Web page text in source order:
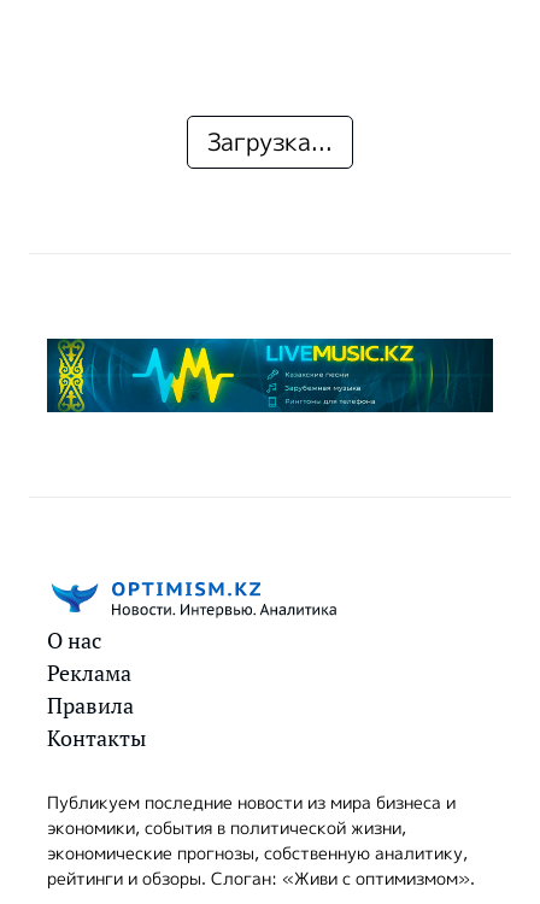
Загрузка...
О нас
Реклама
Правила
Контакты
Публикуем последние новости из мира бизнеса и
экономики, события в политической жизни,
экономические прогнозы, собственную аналитику,
рейтинги и обзоры. Слоган: «Живи с оптимизмом».